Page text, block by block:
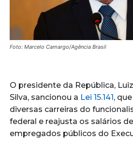
Foto: Marcelo Camargo/Agência Brasil
O presidente da República,
Silva, sancionou a Lei 15.141,
diversas carreiras do
federal e reajusta os salários
empregados públicos do